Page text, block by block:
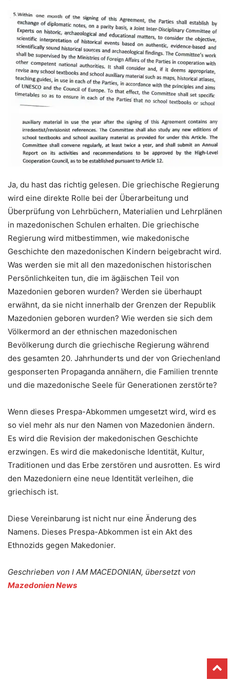
Ja, du hast das richtig gelesen. Die griechische Regierung
wird eine direkte Rolle bei der Überarbeitung und
Überprüfung von Lehrbüchern, Materialien und Lehrplänen
in mazedonischen Schulen erhalten. Die griechische
Regierung wird mitbestimmen, wie makedonische
Geschichte den mazedonischen Kindern beigebracht wird.
Was werden sie mit all den mazedonischen historischen
Persönlichkeiten tun, die im ägäischen Teil von
Mazedonien geboren wurden? Werden sie überhaupt
erwähnt, da sie nicht innerhalb der Grenzen der Republik
Mazedonien geboren wurden? Wie werden sie sich dem
Völkermord an der ethnischen mazedonischen
Bevölkerung durch die griechische Regierung während
des gesamten 20. Jahrhunderts und der von Griechenland
gesponserten Propaganda annähern, die Familien trennte
und die mazedonische Seele für Generationen zerstörte?
Wenn dieses Prespa-Abkommen umgesetzt wird, wird es
so viel mehr als nur den Namen von Mazedonien ändern.
Es wird die Revision der makedonischen Geschichte
erzwingen. Es wird die makedonische Identität, Kultur,
Traditionen und das Erbe zerstören und ausrotten. Es wird
den Mazedoniern eine neue Identität verleihen, die
griechisch ist.
Diese Vereinbarung ist nicht nur eine Änderung des
Namens. Dieses Prespa-Abkommen ist ein Akt des
Ethnozids gegen Makedonier.
Geschrieben von I AM MACEDONIAN, übersetzt von
Mazedonien News